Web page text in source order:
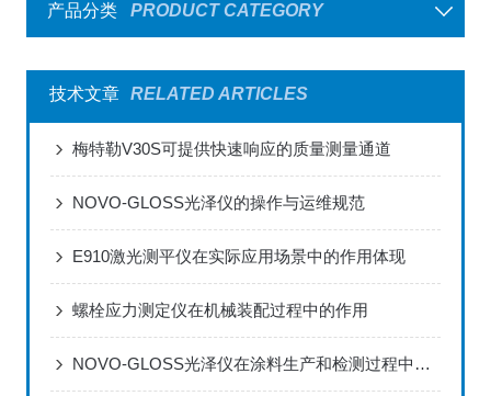
产品分类 PRODUCT CATEGORY
技术文章 RELATED ARTICLES
梅特勒V30S可提供快速响应的质量测量通道
NOVO-GLOSS光泽仪的操作与运维规范
E910激光测平仪在实际应用场景中的作用体现
螺栓应力测定仪在机械装配过程中的作用
NOVO-GLOSS光泽仪在涂料生产和检测过程中的应用